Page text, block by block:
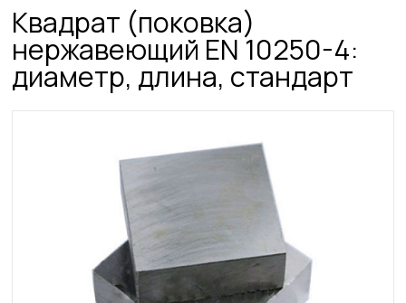
Квадрат (поковка)
нержавеющий ЕN 10250-4:
диаметр, длина, стандарт